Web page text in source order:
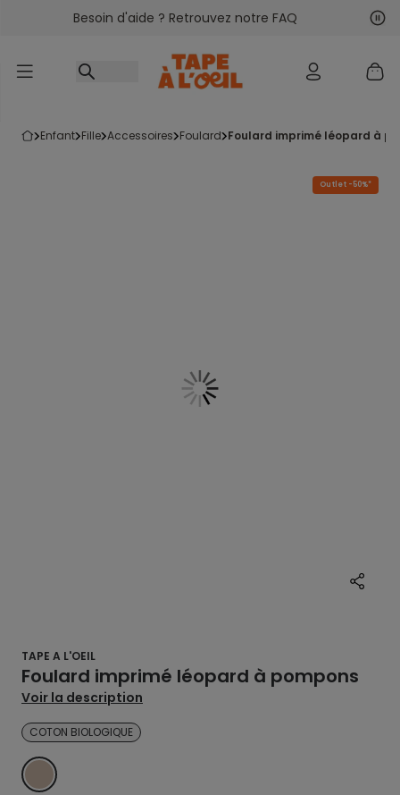
Accéder au contenu
Besoin d'aide ? Retrouvez notre FAQ
enfant fille accessoires foulard foulard imprimé léopard à
Outlet -50%*
TAPE A L'OEIL
Foulard imprimé léopard à pompons
Voir la description
COTON BIOLOGIQUE
BEIGE